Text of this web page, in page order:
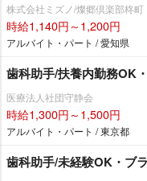
株式会社ミズノ/燦郷倶楽部柊町
時給1,140円～1,200円
アルバイト・パート / 愛知県
歯科助手/扶養内勤務OK
医療法人社団守静会
時給1,300円～1,500円
アルバイト・パート / 東京都
歯科助手/未経験OK・ブ